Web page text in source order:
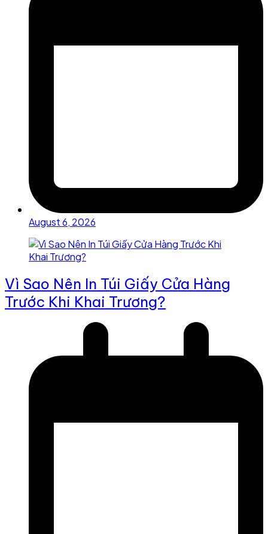
August 6, 2026
Vì Sao Nên In Túi Giấy Cửa Hàng
Trước Khi Khai Trương?